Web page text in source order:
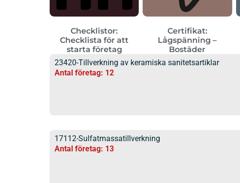
Checklistor:
Checklista för att
starta företag
Certifikat:
Lågspänning –
Bostäder
23420-Tillverkning av keramiska sanitetsartiklar
Antal företag: 12
17112-Sulfatmassatillverkning
Antal företag: 13